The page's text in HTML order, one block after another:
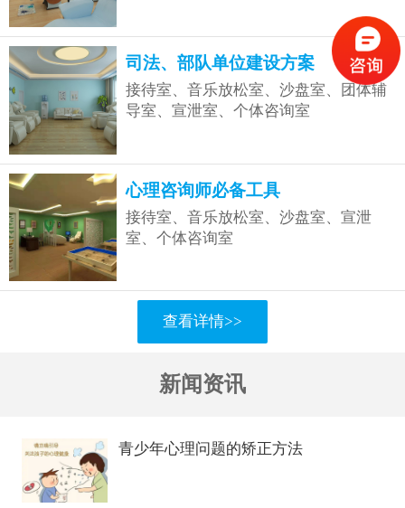
司法、部队单位建设方案
接待室、音乐放松室、沙盘室、团体辅
导室、宣泄室、个体咨询室
心理咨询师必备工具
接待室、音乐放松室、沙盘室、宣泄
室、个体咨询室
查看详情>>
新闻资讯
青少年心理问题的矫正方法